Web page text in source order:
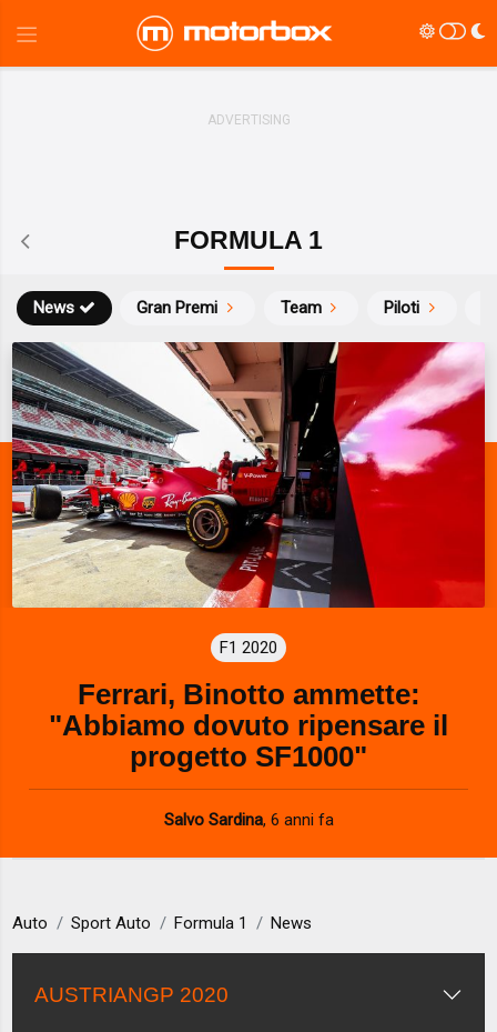
FORMULA 1
News Gran Premi Team Piloti
F1 2020
Ferrari, Binotto ammette:
"Abbiamo dovuto ripensare il
progetto SF1000"
Salvo Sardina, 6 anni fa
Auto Sport Auto Formula 1 News
AUSTRIANGP 2020